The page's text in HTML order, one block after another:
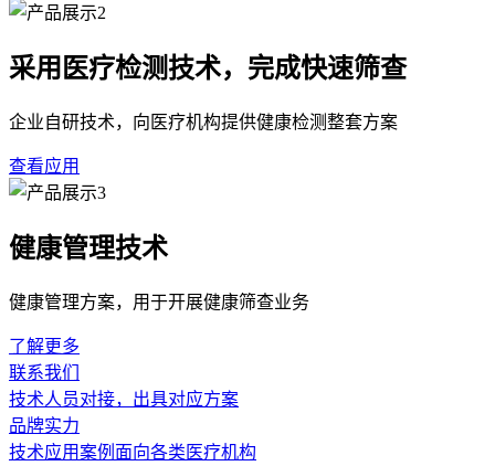
采用医疗检测技术，完成快速筛查
企业自研技术，向医疗机构提供健康检测整套方案
查看应用
健康管理技术
健康管理方案，用于开展健康筛查业务
了解更多
联系我们
技术人员对接，出具对应方案
品牌实力
技术应用案例面向各类医疗机构